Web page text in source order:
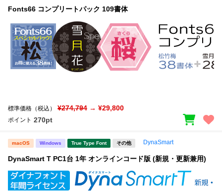
Fonts66 コンプリートパック 109書体
標準価格（税込） ¥274,794 → ¥29,800
ポイント 270pt
macOS Windows True Type Font その他 DynaSmart
DynaSmart T PC1台 1年 オンラインコード版 (新規・更新兼用)